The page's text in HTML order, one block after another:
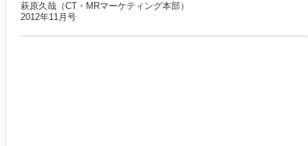
萩原久哉（CT・MRマーケティング本部）
2012年11月号